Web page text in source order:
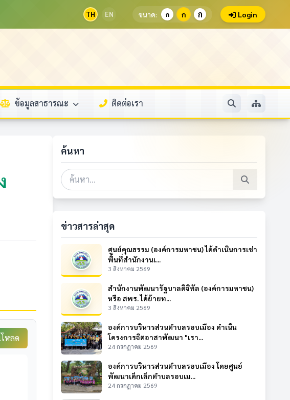
TH EN ขนาด: ก ก ก Login
ข้อมูลสาธารณะ ติดต่อเรา
หลด
ค้นหา
ข่าวสารล่าสุด
ศูนย์คุณธรรม (องค์การมหาชน) ได้ดำเนินการเช่า
พื้นที่สำนักงานเ...
3 สิงหาคม 2569
สำนักงานพัฒนารัฐบาลดิจิทัล (องค์การมหาชน)
หรือ สพร. ได้ย้ายท...
3 สิงหาคม 2569
องค์การบริหารส่วนตำบลรอบเมือง ดำเนิน
โครงการจิตอาสาพัฒนา "เรา...
24 กรกฎาคม 2569
องค์การบริหารส่วนตำบลรอบเมือง โดยศูนย์
พัฒนาเด็กเล็กตำบลรอบเม...
24 กรกฎาคม 2569